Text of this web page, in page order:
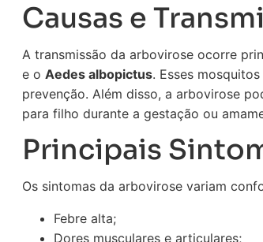
Causas e
A transmissão da arbovirose ocorre
e o Aedes albopictus. Esses
prevenção. Além disso, a arbovirose
para filho durante a gestação ou
Principais
Os sintomas da arbovirose variam
Febre alta;
Dores musculares e articulares;